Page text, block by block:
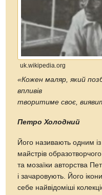
uk.wikipedia.org
«Кожен маляр, який
творитиме своє,
Петро Холодний
Його називають одним
майстрів
та мозаїки авторства
і зачаровують. Його
себе найвідоміші